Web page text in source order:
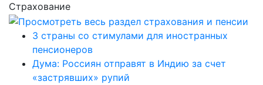
Страхование
3 страны со стимулами для иностранных
пенсионеров
Дума: Россиян отправят в Индию за счет
«застрявших» рупий